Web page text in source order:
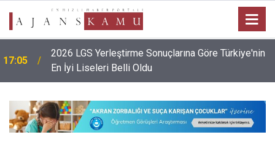
17:05
2026 LGS Yerleştirme Sonuçlarına Göre Türkiye'nin
En İyi Liseleri Belli Oldu